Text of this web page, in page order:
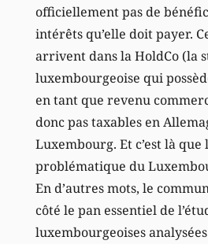
officiellement pas de
intérêts qu’elle doit payer.
arrivent dans la HoldCo (la
luxembourgeoise qui
en tant que revenu
donc pas taxables en
Luxembourg. Et c’est là
problématique du
En d’autres mots, le
côté le pan essentiel de
luxembourgeoises